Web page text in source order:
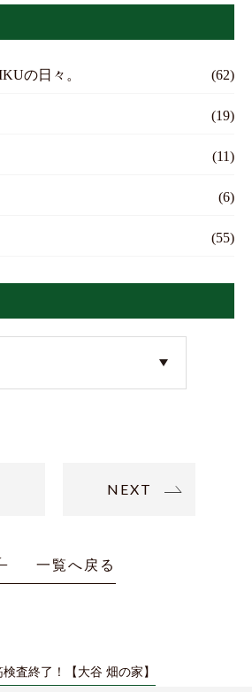
の日々。 (62)
(19)
(11)
(6)
(55)
NEXT
一覧へ戻る
検査終了！【大谷 畑の家】